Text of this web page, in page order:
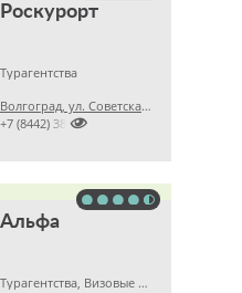
Роскурорт
Турагентства
Волгоград, ул. Советская, д. 23, 1 этаж

+7 (8442) 385164
Альфа
Турагентства, Визовые центры